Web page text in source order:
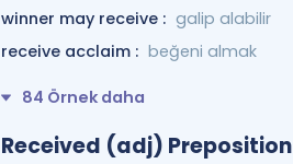
winner may receive : galip alabilir
receive acclaim : beğeni almak
84 Örnek daha
Received (adj) Preposition